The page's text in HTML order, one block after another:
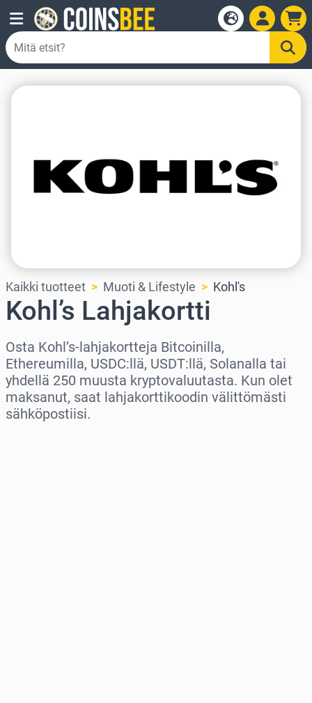
Kaikki tuotteet Muoti & Lifestyle Kohl's
Kohl’s Lahjakortti
Osta Kohl’s-lahjakortteja Bitcoinilla,
Ethereumilla, USDC:llä, USDT:llä, Solanalla tai
yhdellä 250 muusta kryptovaluutasta. Kun olet
maksanut, saat lahjakorttikoodin välittömästi
sähköpostiisi.